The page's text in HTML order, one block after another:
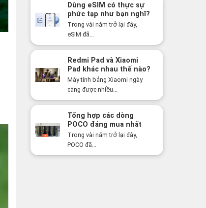
Dùng eSIM có thực sự
phức tạp như bạn nghĩ?
Sự thật có thể khiến
bạn bất ngờ!
Trong vài năm trở lại đây,
eSIM đã...
Redmi Pad và Xiaomi
Pad khác nhau thế nào?
Nên mua dòng nào năm
2026?
Máy tính bảng Xiaomi ngày
càng được nhiều...
Tổng hợp các dòng
POCO đáng mua nhất
năm 2026: Hiệu năng
mạnh, giá cực tốt
Trong vài năm trở lại đây,
POCO đã...